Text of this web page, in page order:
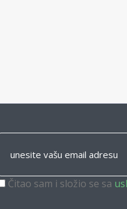
Čitao sam i složio se sa